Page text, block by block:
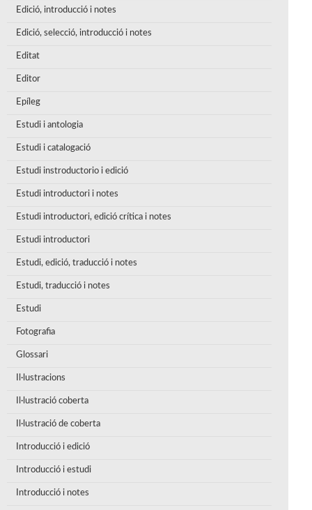
Edició, introducció i notes
Edició, selecció, introducció i notes
Editat
Editor
Epíleg
Estudi i antologia
Estudi i catalogació
Estudi instroductorio i edició
Estudi introductori i notes
Estudi introductori, edició crítica i notes
Estudi introductori
Estudi, edició, traducció i notes
Estudi, traducció i notes
Estudi
Fotografia
Glossari
Il·lustracions
Il·lustració coberta
Il·lustració de coberta
Introducció i edició
Introducció i estudi
Introducció i notes